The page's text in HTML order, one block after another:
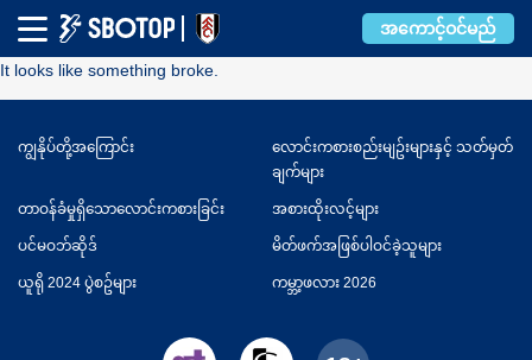
အကောင့်ဝင်မည်
Error
It looks like something broke.
ကျွနိုပ်တို့အကြောင်း
လောင်းကစားစည်းမျဥ်းများနှင့် သတ်မှတ်
ချက်များ
တာဝန်ခံမှုရှိသောလောင်းကစားခြင်း အစားထိုးလင့်များ
ပင်မဝဘ်ဆိုဒ် မိတ်ဖက်အဖြစ်ပါဝင်ခဲ့သူများ
ယူရို 2024 ပွဲစဥ်များ ကမ္ဘာ့ဖလား 2026